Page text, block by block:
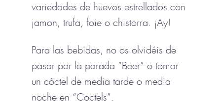
variedades de huevos estrellados con
jamon, trufa, foie o chistorra. ¡Ay!
Para las bebidas, no os olvidéis de
pasar por la parada “Beer” o tomar
un cóctel de media tarde o media
noche en “Coctels”.